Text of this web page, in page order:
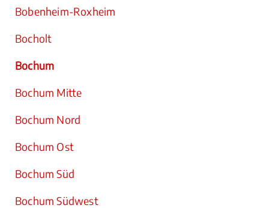
Bobenheim-Roxheim
Bocholt
Bochum
Bochum Mitte
Bochum Nord
Bochum Ost
Bochum Süd
Bochum Südwest